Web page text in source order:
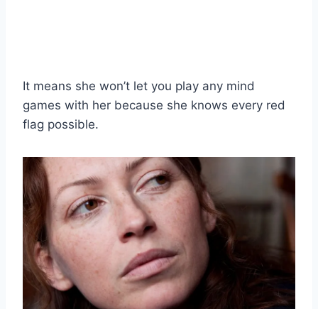
It means she won’t let you play any mind
games with her because she knows every red
flag possible.